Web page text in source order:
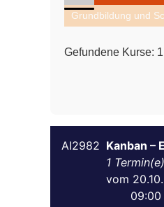
Grundbildung und
Gefundene Kurse: 1
Kanban –
AI2982
1
09:00